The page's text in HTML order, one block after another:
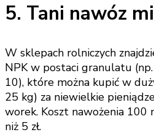
5. Tani nawóz
W sklepach rolniczych
NPK w postaci granulatu
10), które można kupić w
25 kg) za niewielkie
worek. Koszt nawożenia 100
niż 5 zł.